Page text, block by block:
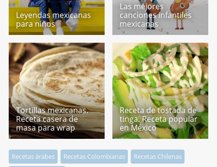
Leyendas mexicanas
para niños
Las mejores
canciones infantiles
mexicanas
Tortillas mexicanas.
Receta casera de
masa para wrap
Receta de tostada de
tinga. Receta popular
en México
Recetas árabes Recetas Colombianas
Recetas Chilenas